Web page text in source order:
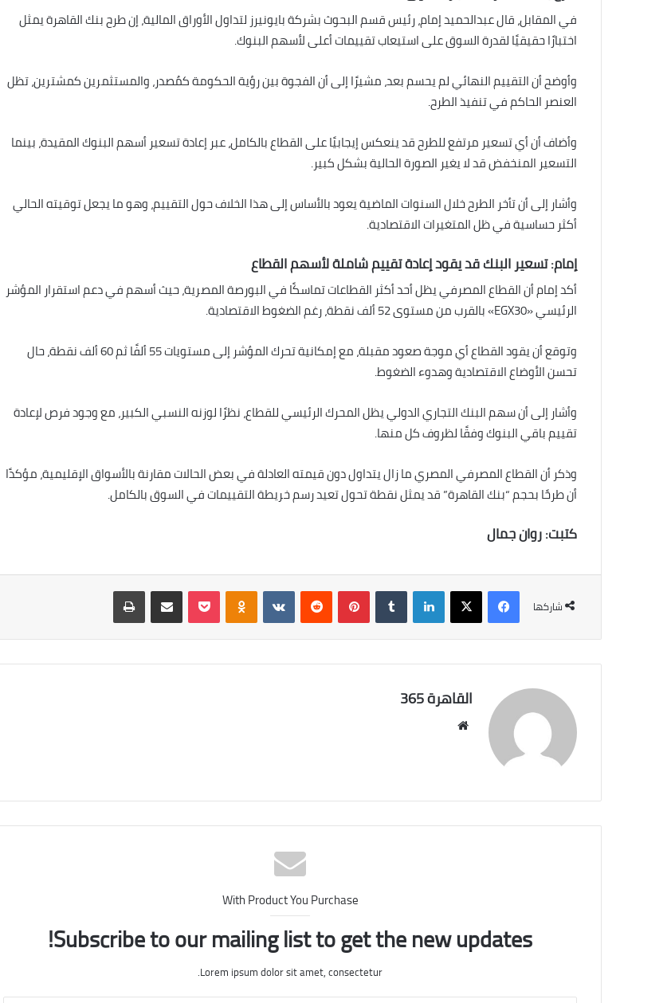
في المقابل، قال عبدالحميد إمام، رئيس قسم البحوث بشركة بايونيرز لتداول الأوراق المالية، إن طرح بنك القاهرة يمثل
اختبارًا حقيقيًا لقدرة السوق على استيعاب تقييمات أعلى لأسهم البنوك.
وأوضح أن التقييم النهائي لم يحسم بعد، مشيرًا إلى أن الفجوة بين رؤية الحكومة كمُصدر، والمستثمرين كمشترين، تظل
العنصر الحاكم في تنفيذ الطرح.
وأضاف أن أي تسعير مرتفع للطرح قد ينعكس إيجابيًا على القطاع بالكامل، عبر إعادة تسعير أسهم البنوك المقيدة، بينما
التسعير المنخفض قد لا يغير الصورة الحالية بشكل كبير.
وأشار إلى أن تأخر الطرح خلال السنوات الماضية يعود بالأساس إلى هذا الخلاف حول التقييم، وهو ما يجعل توقيته الحالي
أكثر حساسية في ظل المتغيرات الاقتصادية.
إمام: تسعير البنك قد يقود إعادة تقييم شاملة لأسهم القطاع
أكد إمام أن القطاع المصرفي يظل أحد أكثر القطاعات تماسكًا في البورصة المصرية، حيث أسهم في دعم استقرار المؤشر
الرئيسي «EGX30» بالقرب من مستوى 52 ألف نقطة، رغم الضغوط الاقتصادية.
وتوقع أن يقود القطاع أي موجة صعود مقبلة، مع إمكانية تحرك المؤشر إلى مستويات 55 ألفًا ثم 60 ألف نقطة، حال
تحسن الأوضاع الاقتصادية وهدوء الضغوط.
وأشار إلى أن سهم البنك التجاري الدولي يظل المحرك الرئيسي للقطاع، نظرًا لوزنه النسبي الكبير، مع وجود فرص لإعادة
تقييم باقي البنوك وفقًا لظروف كل منها.
وذكر أن القطاع المصرفي المصري ما زال يتداول دون قيمته العادلة في بعض الحالات مقارنة بالأسواق الإقليمية، مؤكدًا
أن طرحًا بحجم “بنك القاهرة” قد يمثل نقطة تحول تعيد رسم خريطة التقييمات في السوق بالكامل.
كتبت: روان جمال
شاركها
فيسبوك‫X لينكدإن بينتيريست Odnoklassniki
‫Pocket مشاركة عبر البريد طباعة
القاهرة 365
With Product You Purchase
Subscribe to our mailing list to get the new updates!
Lorem ipsum dolor sit amet, consectetur.